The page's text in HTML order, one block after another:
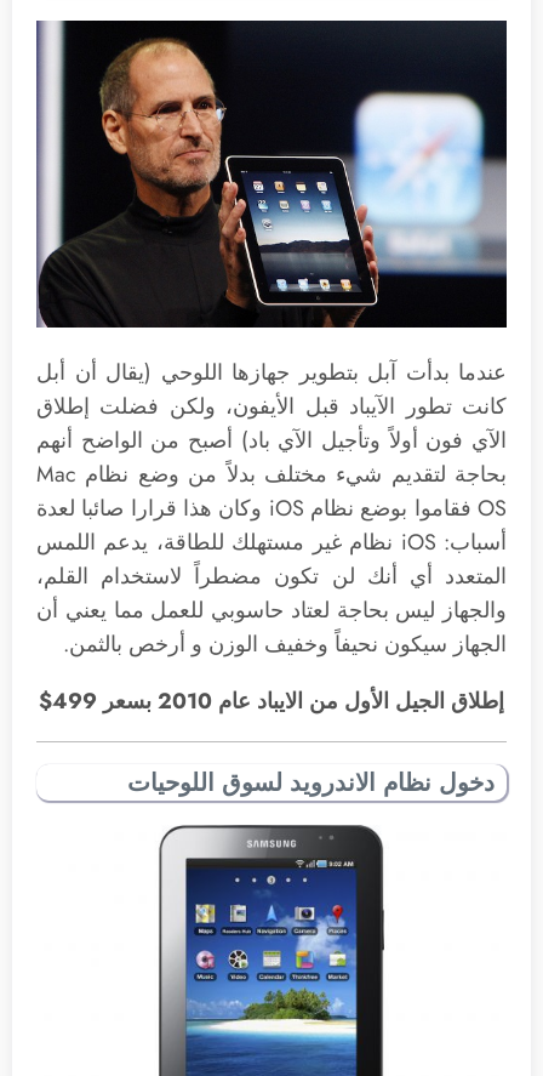
عندما بدأت آبل بتطوير جهازها اللوحي (يقال أن أبل
كانت تطور الآيباد قبل الأيفون، ولكن فضلت إطلاق
الآي فون أولاً وتأجيل الآي باد) أصبح من الواضح أنهم
بحاجة لتقديم شيء مختلف بدلاً من وضع نظام Mac
OS فقاموا بوضع نظام iOS وكان هذا قرارا صائبا لعدة
أسباب: iOS نظام غير مستهلك للطاقة، يدعم اللمس
المتعدد أي أنك لن تكون مضطراً لاستخدام القلم،
والجهاز ليس بحاجة لعتاد حاسوبي للعمل مما يعني أن
الجهاز سيكون نحيفاً وخفيف الوزن و أرخص بالثمن.
إطلاق الجيل الأول من الايباد عام 2010 بسعر 499$
دخول نظام الاندرويد لسوق اللوحيات